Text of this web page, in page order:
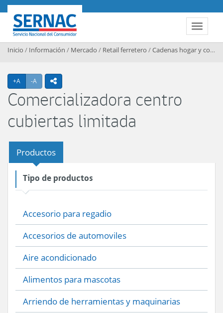
Contenido principal
Toggle
SERNAC
Inicio / Información / Mercado / Retail ferretero /Cadenas hogar y construccion
+A Agrandar texto
-A Achicar textoicono compartir
Comercializadora centro
cubiertas limitada
Productos
Tipo de productos
Accesorio para regadio
Accesorios de automoviles
Aire acondicionado
Alimentos para mascotas
Arriendo de herramientas y maquinarias